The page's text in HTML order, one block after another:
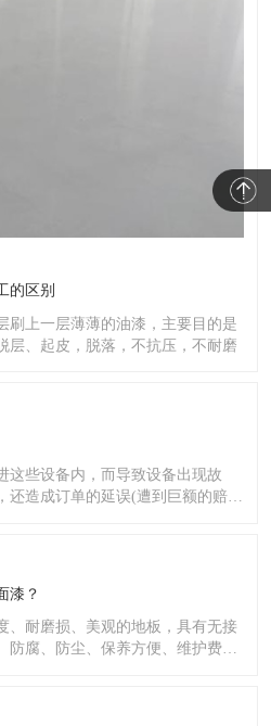
的区别
刷上一层薄薄的油漆，主要目的是
层、起皮，脱落，不抗压，不耐磨
这些设备内，而导致设备出现故
还造成订单的延误(遭到巨额的赔
漆？
、耐磨损、美观的地板，具有无接
防腐、防尘、保养方便、维护费用